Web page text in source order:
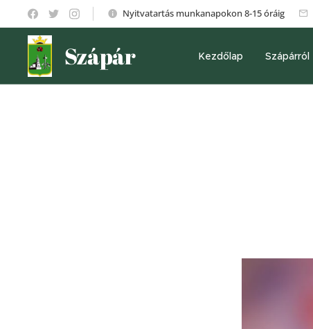
Nyitvatartás munkanapokon 8-15 óráig
Szápár Kezdőlap Szápárról